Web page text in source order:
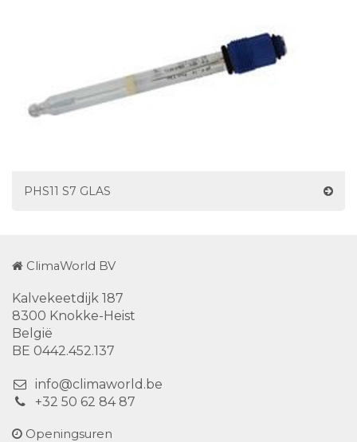
PHS11 S7 GLAS
ClimaWorld BV
Kalvekeetdijk 187
8300 Knokke-Heist
België
BE 0442.452.137
info@climaworld.be
+32 50 62 84 87
Openingsuren